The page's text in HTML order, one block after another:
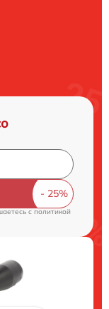
c политикой